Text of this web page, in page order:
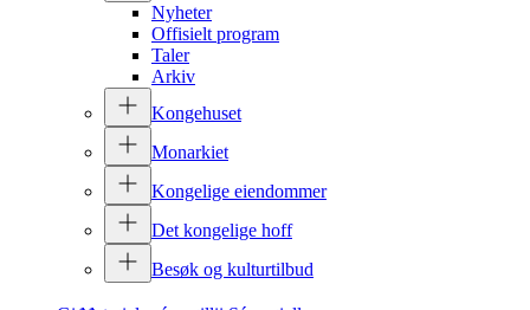
Nyheter
Offisielt program
Taler
Arkiv
Kongehuset
Monarkiet
Kongelige eiendommer
Det kongelige hoff
Besøk og kulturtilbud